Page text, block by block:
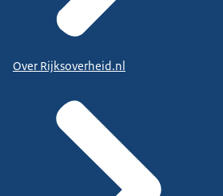
Over Rijksoverheid.nl